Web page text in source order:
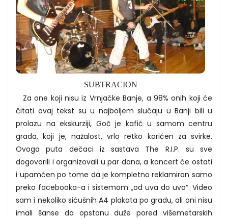
SUBTRACION
Za one koji nisu iz Vrnjačke Banje, a 98% onih koji će
čitati ovaj tekst su u najboljem slučaju u Banji bili u
prolazu na ekskurziji, Goč je kafić u samom centru
grada, koji je, nažalost, vrlo retko korićen za svirke.
Ovoga puta dečaci iz sastava The R.I.P. su sve
dogovorili i organizovali u par dana, a koncert će ostati
i upamćen po tome da je kompletno reklamiran samo
preko facebooka-a i sistemom „od uva do uva“. Video
sam i nekoliko sićušnih A4 plakata po gradu, ali oni nisu
imali šanse da opstanu duže pored višemetarskih